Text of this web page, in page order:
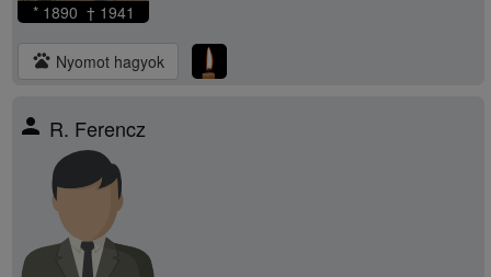
* 1890 † 1941
pets Nyomot hagyok
person R. Ferencz